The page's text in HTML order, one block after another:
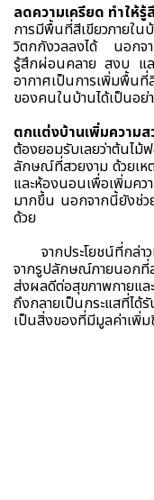
ลดความเครียด ทำให้
การมีพื้นที่สีเขียวภายใน
วิตกกังวลลงได้ นอกจา
รู้สึกผ่อนคลาย สงบ แล
อากาศเป็นการเพิ่มพื้นที่
ของคนในบ้านได้เป็นอย่
ตกแต่งบ้านเพิ่มความส
ต้องยอมรับเลยว่าต้นไม้
ลักษณ์ที่สวยงาม ด้วยเห
และห้องนอนเพื่อเพิ่มค
มากขึ้น นอกจากนี้ยังช่ว
ด้วย
จากประโยชน์ที่กล่าว
จากรูปลักษณ์ภายนอกที่
ส่งผลดีต่อสุขภาพกายแล
ถึงกลายเป็นกระแสที่ได้
เป็นสิ่งของที่มีมูลค่าเพิ่